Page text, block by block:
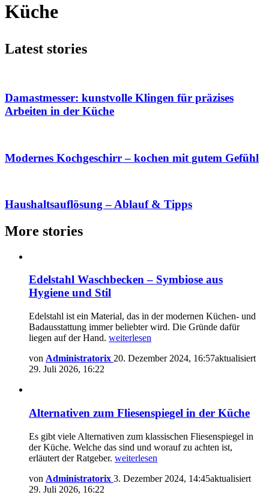
Küche
Latest stories
Damastmesser: kunstvolle Klingen für präzises
Arbeiten in der Küche
Modernes Kochgeschirr – kochen mit gutem Gefühl
Haushaltsauflösung – Ablauf & Tipps
More stories
Edelstahl Waschbecken – Symbiose aus
Hygiene und Stil
Edelstahl ist ein Material, das in der modernen Küchen- und
Badausstattung immer beliebter wird. Die Gründe dafür
liegen auf der Hand. weiterlesen
von Administratorix 20. Dezember 2024, 16:57aktualisiert
29. Juli 2026, 16:22
Alternativen zum Fliesenspiegel in der Küche
Es gibt viele Alternativen zum klassischen Fliesenspiegel in
der Küche. Welche das sind und worauf zu achten ist,
erläutert der Ratgeber. weiterlesen
von Administratorix 3. Dezember 2024, 14:45aktualisiert
29. Juli 2026, 16:22